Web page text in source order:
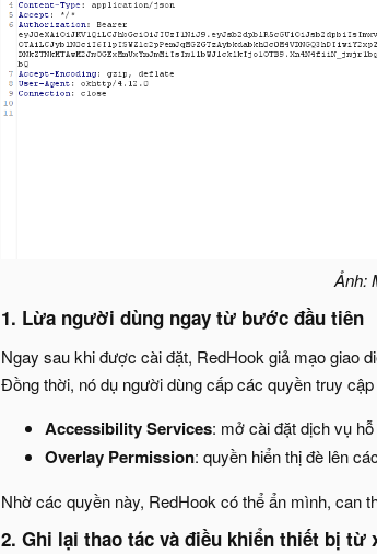
Ảnh:
1. Lừa người dùng ngay từ bước đầu tiên
Ngay sau khi được cài đặt, RedHook giả mạo giao
Đồng thời, nó dụ người dùng cấp các quyền truy
Accessibility Services: mở cài đặt dịch vụ
Overlay Permission: quyền hiển thị đè lên
Nhờ các quyền này, RedHook có thể ẩn mình, can
2. Ghi lại thao tác và điều khiển thiết bị từ